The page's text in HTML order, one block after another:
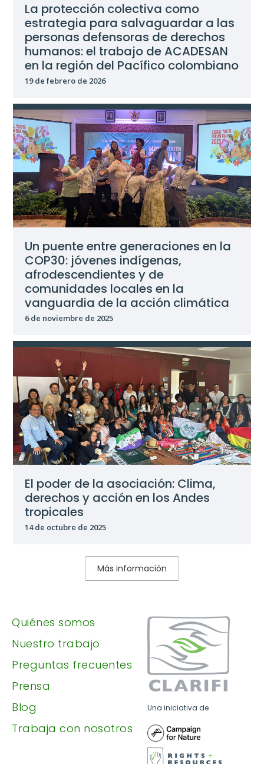
La protección colectiva como
estrategia para salvaguardar a las
personas defensoras de derechos
humanos: el trabajo de ACADESAN
en la región del Pacífico colombiano
19 de febrero de 2026
Un puente entre generaciones en la
COP30: jóvenes indígenas,
afrodescendientes y de
comunidades locales en la
vanguardia de la acción climática
6 de noviembre de 2025
El poder de la asociación: Clima,
derechos y acción en los Andes
tropicales
14 de octubre de 2025
Más información
Quiénes somos
Nuestro trabajo
Preguntas frecuentes
Prensa
Blog
Trabaja con nosotros
Una iniciativa de